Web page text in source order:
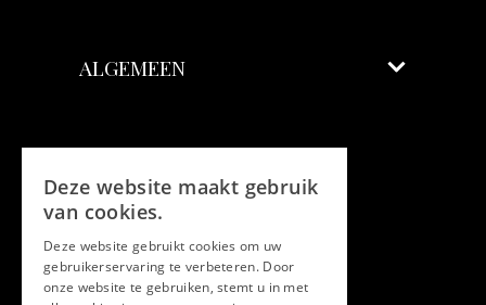
ALGEMEEN
Facebook
Twitter
Deze website maakt gebruik
van cookies.
Deze website gebruikt cookies om uw
gebruikerservaring te verbeteren. Door
onze website te gebruiken, stemt u in met